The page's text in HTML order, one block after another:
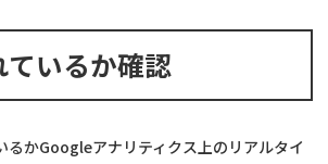
いるか確認
るかGoogleアナリティクス上のリアルタイ